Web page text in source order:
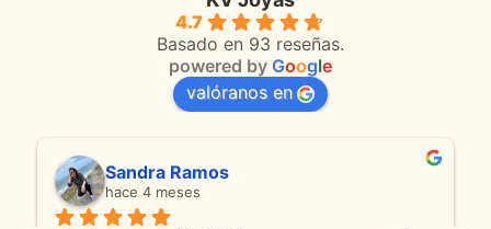
4.7
Basado en 93 reseñas.
powered by Google
valóranos en
Sandra Ramos
hace 4 meses